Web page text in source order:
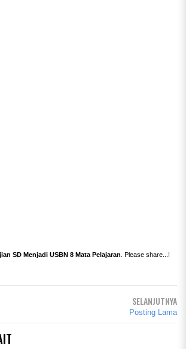
SD Menjadi USBN 8 Mata Pelajaran. Please share...!
SELANJUTNYA
Posting Lama